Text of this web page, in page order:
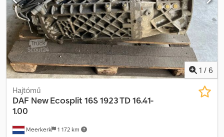
1 / 6
Meerkerk 1 172 km
Hajtómű
DAF New Ecosplit 16S 1923 TD 16.41-
1.00